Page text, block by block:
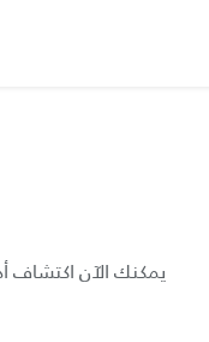
يمكنك الآن اكتشاف